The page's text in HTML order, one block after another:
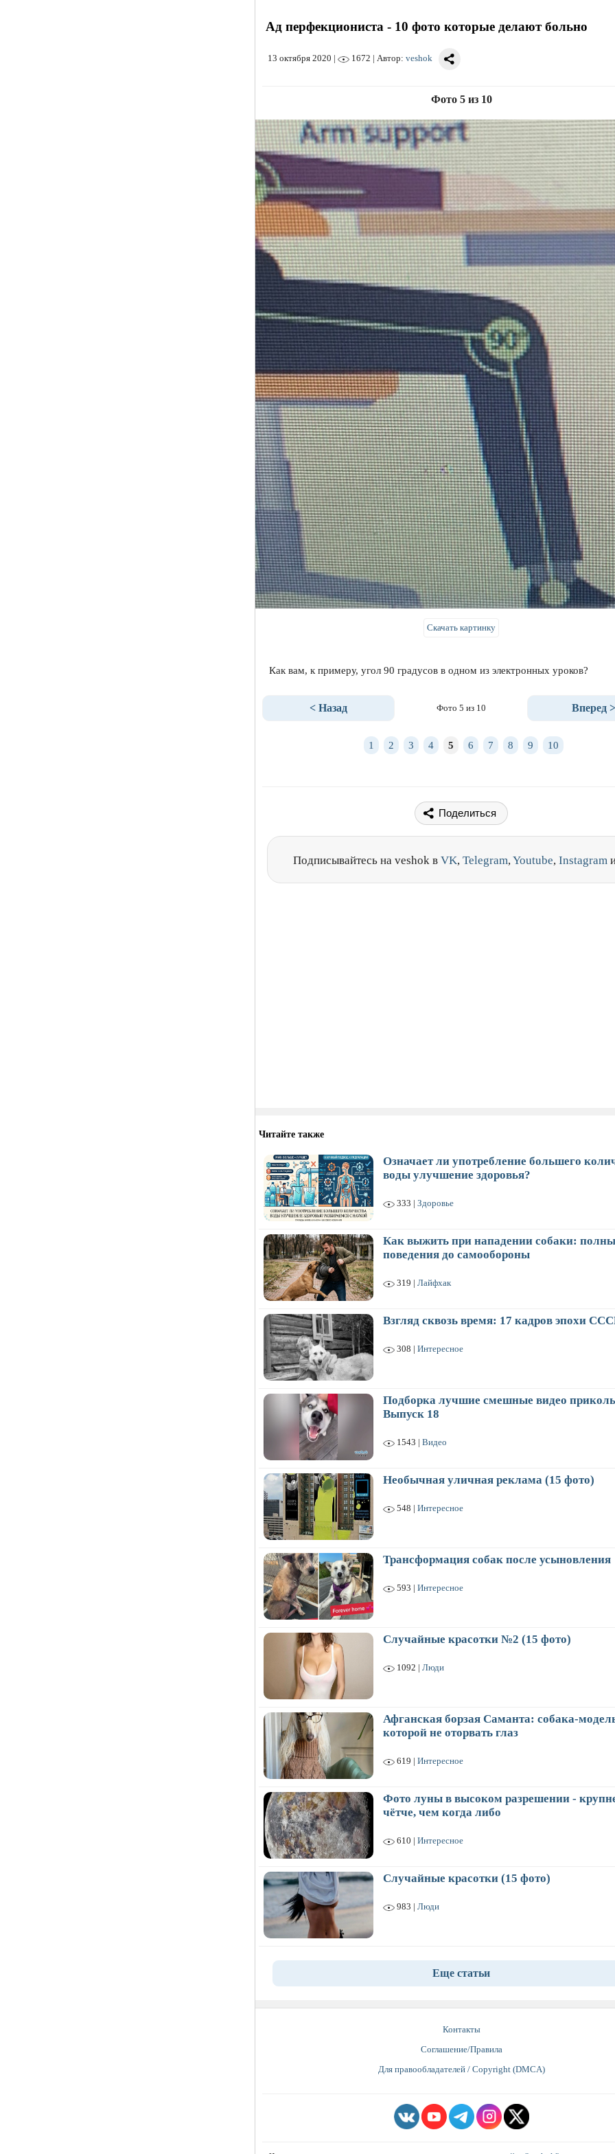
Ад перфекциониста - 10 фото которые делают больно
13 октября 2020 | 1672 | Автор: veshok
Фото 5 из 10
Скачать картинку
Как вам, к примеру, угол 90 градусов в одном из электронных уроков?
< Назад Фото 5 из 10 Вперед >
1 2 3 4 5 6 7 8 9 10
Поделиться
Подписывайтесь на veshok в VK, Telegram,Youtube, Instagram
Читайте также
Означает ли употребление большего
воды улучшение здоровья?
333 | Здоровье
Как выжить при нападении собаки:
поведения до самообороны
319 | Лайфхак
Взгляд сквозь время: 17 кадров эпохи
308 | Интересное
Подборка лучшие смешные видео
Выпуск 18
1543 | Видео
Необычная уличная реклама (15 фото)
548 | Интересное
Трансформация собак после усыновления
593 | Интересное
Случайные красотки №2 (15 фото)
1092 | Люди
Афганская борзая Саманта: собака-
которой не оторвать глаз
619 | Интересное
Фото луны в высоком разрешении -
чётче, чем когда либо
610 | Интересное
Случайные красотки (15 фото)
983 | Люди
Еще статьи
Контакты
Соглашение/Правила
Для правообладателей / Copyright (DMCA)